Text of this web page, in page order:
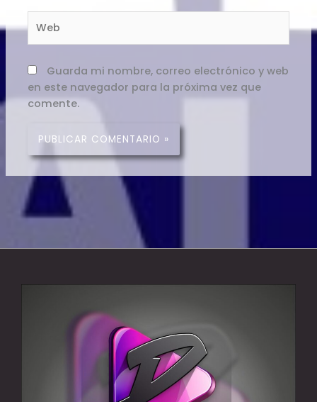
Guarda mi nombre, correo electrónico y web
en este navegador para la próxima vez que
comente.